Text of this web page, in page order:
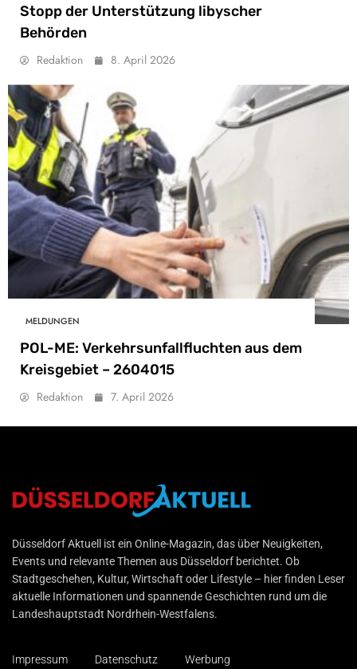
Stopp der Unterstützung libyscher
Behörden
Redaktion 8. April 2026
MELDUNGEN
POL-ME: Verkehrsunfallfluchten aus dem
Kreisgebiet – 2604015
Redaktion 7. April 2026
Düsseldorf Aktuell
Düsseldorf Aktuell ist ein Online-Magazin, das über Neuigkeiten,
Events und relevante Themen aus Düsseldorf berichtet. Ob
Stadtgeschehen, Kultur, Wirtschaft oder Lifestyle – hier finden Leser
aktuelle Informationen und spannende Geschichten rund um die
Landeshauptstadt Nordrhein-Westfalens.
Impressum Datenschutz Werbung